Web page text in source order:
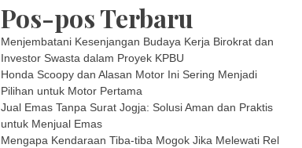
Pos-pos Terbaru
Menjembatani Kesenjangan Budaya Kerja Birokrat dan
Investor Swasta dalam Proyek KPBU
Honda Scoopy dan Alasan Motor Ini Sering Menjadi
Pilihan untuk Motor Pertama
Jual Emas Tanpa Surat Jogja: Solusi Aman dan Praktis
untuk Menjual Emas
Mengapa Kendaraan Tiba-tiba Mogok Jika Melewati Rel